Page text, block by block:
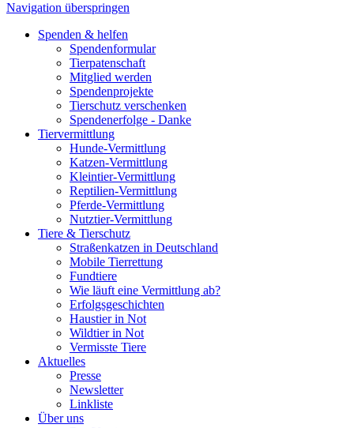
Navigation überspringen
Spenden & helfen
Spendenformular
Tierpatenschaft
Mitglied werden
Spendenprojekte
Tierschutz verschenken
Spendenerfolge - Danke
Tiervermittlung
Hunde-Vermittlung
Katzen-Vermittlung
Kleintier-Vermittlung
Reptilien-Vermittlung
Pferde-Vermittlung
Nutztier-Vermittlung
Tiere & Tierschutz
Straßenkatzen in Deutschland
Mobile Tierrettung
Fundtiere
Wie läuft eine Vermittlung ab?
Erfolgsgeschichten
Haustier in Not
Wildtier in Not
Vermisste Tiere
Aktuelles
Presse
Newsletter
Linkliste
Über uns